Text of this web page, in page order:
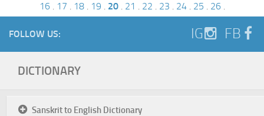
16. 17 . 18. 19 . 20. 21 . 22 . 23 . 24. 25 . 26.
FOLLOW US: IG FB
DICTIONARY
Sanskrit to English Dictionary